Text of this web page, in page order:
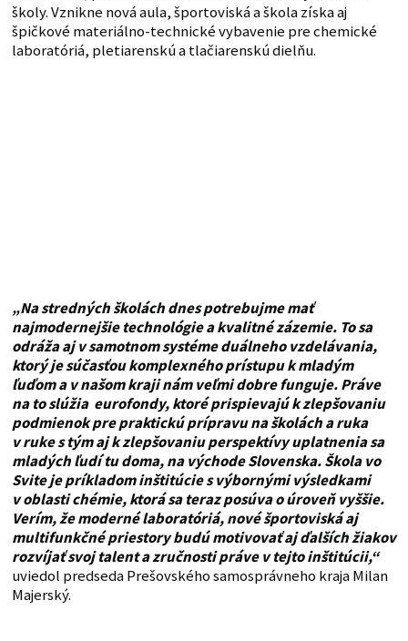
školy. Vznikne nová aula, športoviská a škola získa aj
špičkové materiálno-technické vybavenie pre chemické
laboratóriá, pletiarenskú a tlačiarenskú dielňu.
„Na stredných školách dnes potrebujme mať
najmodernejšie technológie a kvalitné zázemie. To sa
odráža aj v samotnom systéme duálneho vzdelávania,
ktorý je súčasťou komplexného prístupu k mladým
ľuďom a v našom kraji nám veľmi dobre funguje. Práve
na to slúžia eurofondy, ktoré prispievajú k zlepšovaniu
podmienok pre praktickú prípravu na školách a ruka
v ruke s tým aj k zlepšovaniu perspektívy uplatnenia sa
mladých ľudí tu doma, na východe Slovenska. Škola vo
Svite je príkladom inštitúcie s výbornými výsledkami
v oblasti chémie, ktorá sa teraz posúva o úroveň vyššie.
Verím, že moderné laboratóriá, nové športoviská aj
multifunkčné priestory budú motivovať aj ďalších žiakov
rozvíjať svoj talent a zručnosti práve v tejto inštitúcii,“
uviedol predseda Prešovského samosprávneho kraja Milan
Majerský.